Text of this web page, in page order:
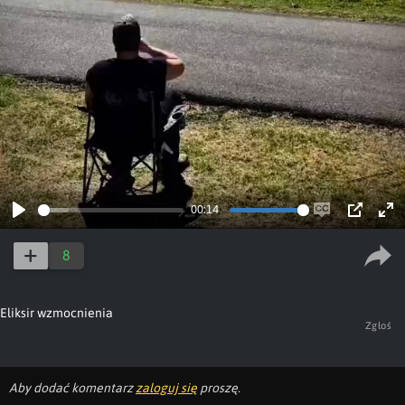
Play
00:14
EnablePIP
8
Eliksir wzmocnienia
Zgłoś
Aby dodać komentarzzaloguj się proszę.